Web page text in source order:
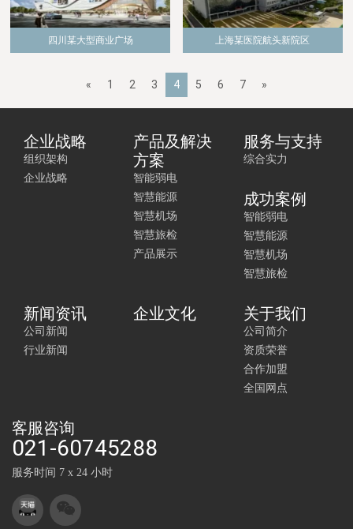
四川某大型商业广场 上海某医院航头新院区
« 1 2 3 4 5 6 7 »
企业战略
组织架构
企业战略
产品及解决
方案
智能弱电
智慧能源
智慧机场
智慧旅检
产品展示
服务与支持
综合实力
成功案例
智能弱电
智慧能源
智慧机场
智慧旅检
新闻资讯
公司新闻
行业新闻
企业文化 关于我们
公司简介
资质荣誉
合作加盟
全国网点
客服咨询
021-60745288
服务时间 7 x 24 小时